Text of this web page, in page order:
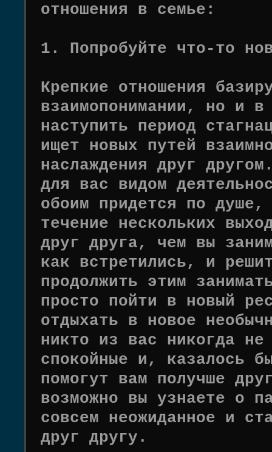
отношения в семье:
1. Попробуйте что-то
Крепкие отношения
взаимопонимании, но и в
наступить период
ищет новых путей
наслаждения друг
для вас видом
обоим придется по душе,
течение нескольких
друг друга, чем вы
как встретились, и
продолжить этим
просто пойти в новый
отдыхать в новое
никто из вас никогда
спокойные и, казалось
помогут вам получше
возможно вы узнаете о
совсем неожиданное и
друг другу.